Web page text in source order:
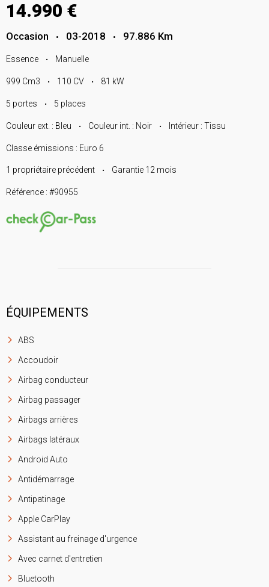
14.990 €
Occasion • 03-2018 • 97.886 Km
Essence • Manuelle
999 Cm3 • 110 CV • 81 kW
5 portes • 5 places
Couleur ext. : Bleu • Couleur int. : Noir • Intérieur : Tissu
Classe émissions : Euro 6
1 propriétaire précédent • Garantie 12 mois
Référence : #90955
ÉQUIPEMENTS
ABS
Accoudoir
Airbag conducteur
Airbag passager
Airbags arrières
Airbags latéraux
Android Auto
Antidémarrage
Antipatinage
Apple CarPlay
Assistant au freinage d'urgence
Avec carnet d'entretien
Bluetooth